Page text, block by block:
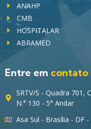
ANAHP
CMB
HOSPITALAR
ABRAMED
Entre em contato
SRTV/S - Quadra 701,
N.° 130 - 5° Andar
Asa Sul - Brasília - DF -